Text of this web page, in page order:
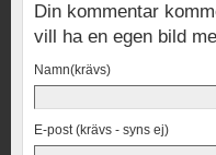
Din kommentar
vill ha en egen bild
Namn(krävs)
E-post (krävs - syns ej)